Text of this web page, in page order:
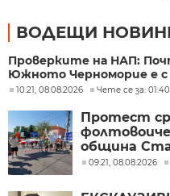
ВОДЕЩИ
Проверките на НАП:
Южното Черноморие е
10:21, 08.08.2026 Чете се за:
Протест
община
09:21, 08.08.2026